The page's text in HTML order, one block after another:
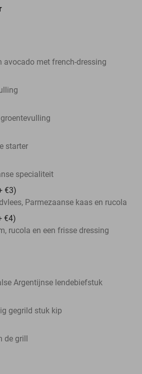
avocado met french-dressing
starter
specialiteit
€3)
Parmezaanse kaas en rucola
€4)
rucola en een frisse dressing
Argentijnse lendebiefstuk
gegrild stuk kip
de grill